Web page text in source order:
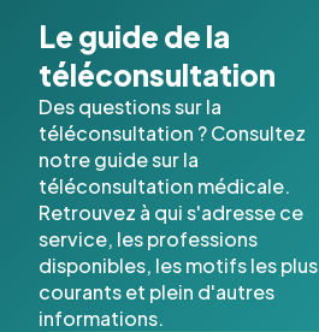
Le guide de la
téléconsultation
Des questions sur la
téléconsultation ? Consultez
notre guide sur la
téléconsultation médicale.
Retrouvez à qui s'adresse ce
service, les professions
disponibles, les motifs les plus
courants et plein d'autres
informations.